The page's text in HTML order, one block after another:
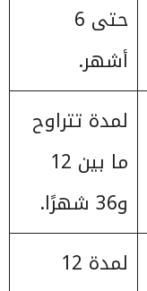
حتى 6
أشهر.
لمدة تتراوح
ما بين 12
و36 شهرًا.
لمدة 12